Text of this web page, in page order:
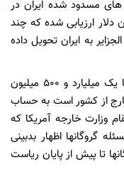
های مسدود شده ایران در
کشورها 9 میلیارد و 500 میلیون دلار ارزیابی شده که چند
به ایران تحویل داده
همچنین چند روز پس از آزاد شدن گروگانها یک میلیارد و 500 میلیون
خارج از کشور است به حساب
وزارت خارجه آمریکا که
اظهار بدبینی
تا پیش از پایان ریاست